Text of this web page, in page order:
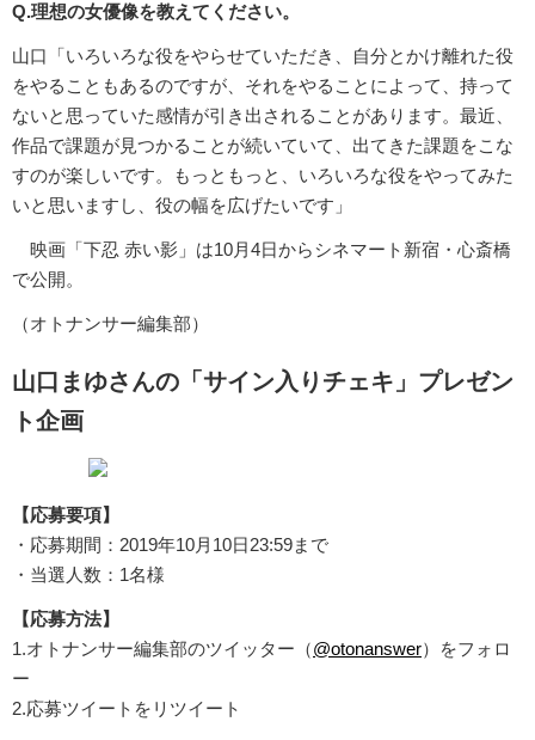
Q.理想の女優像を教えてください。
山口「いろいろな役をやらせていただき、自分とかけ離れた役
をやることもあるのですが、それをやることによって、持って
ないと思っていた感情が引き出されることがあります。最近、
作品で課題が見つかることが続いていて、出てきた課題をこな
すのが楽しいです。もっともっと、いろいろな役をやってみた
いと思いますし、役の幅を広げたいです」
映画「下忍 赤い影」は10月4日からシネマート新宿・心斎橋
で公開。
（オトナンサー編集部）
山口まゆさんの「サイン入りチェキ」プレゼン
ト企画
【応募要項】
・応募期間：2019年10月10日23:59まで
・当選人数：1名様
【応募方法】
1.オトナンサー編集部のツイッター（@otonanswer）をフォロ
ー
2.応募ツイートをリツイート